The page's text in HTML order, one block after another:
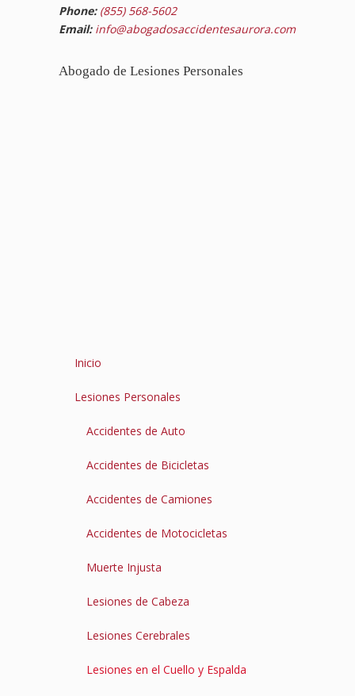
Phone: (855) 568-5602
Email: info@abogadosaccidentesaurora.com
Abogado de Lesiones Personales
Inicio
Lesiones Personales
Accidentes de Auto
Accidentes de Bicicletas
Accidentes de Camiones
Accidentes de Motocicletas
Muerte Injusta
Lesiones de Cabeza
Lesiones Cerebrales
Lesiones en el Cuello y Espalda